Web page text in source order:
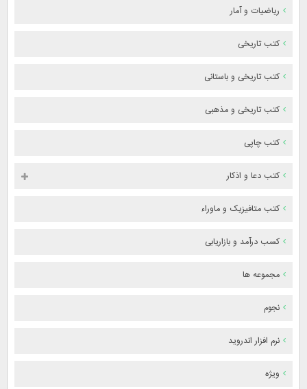
ریاضیات و آمار
کتب تاریخی
کتب تاریخی و باستانی
کتب تاریخی و مذهبی
کتب چاپی
کتب دعا و اذکار
کتب متافیزیک و ماوراء
کسب درآمد و بازاریابی
مجموعه ها
نجوم
نرم افزار اندروید
ویژه